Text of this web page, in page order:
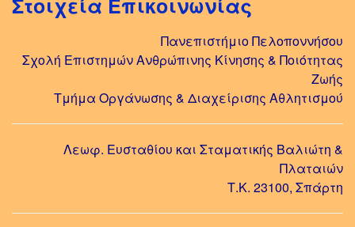
Πανεπιστήμιο Πελοποννήσου
Σχολή Επιστημών Ανθρώπινης Κίνησης & Ποιότητας
Ζωής
Τμήμα Οργάνωσης & Διαχείρισης Αθλητισμού
Λεωφ. Ευσταθίου και Σταματικής Βαλιώτη &
Πλαταιών
Τ.Κ. 23100, Σπάρτη